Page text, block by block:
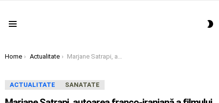
You are here:
Home Actualitate Marjane Satrapi, autoarea franco-iraniană a filmului ‘Persepolis’, a murit la vârsta de 56 de ani
ACTUALITATE SANATATE